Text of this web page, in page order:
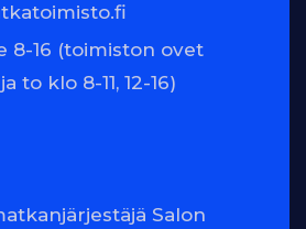
8-16 (toimiston ovet
to klo 8-11, 12-16)
Salon